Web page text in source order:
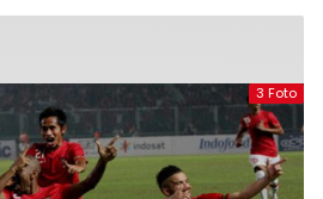
3 Foto